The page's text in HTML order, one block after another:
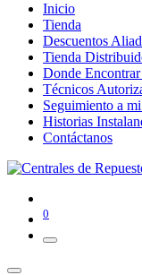
Inicio
Tienda
Descuentos
Tienda
Donde
Técnicos
Seguimiento a
Historias
Contáctanos
0